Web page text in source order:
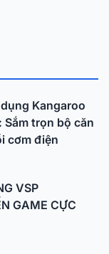
Kangaroo
Sắm trọn bộ căn
cơm điện
VSP
GAME CỰC